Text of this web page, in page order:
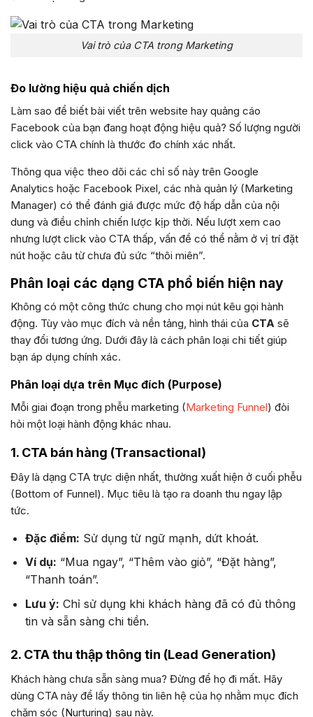
Vai trò của CTA trong Marketing
Đo lường hiệu quả chiến dịch
Làm sao để biết bài viết trên website hay quảng cáo
Facebook của bạn đang hoạt động hiệu quả? Số lượng người
click vào CTA chính là thước đo chính xác nhất.
Thông qua việc theo dõi các chỉ số này trên Google
Analytics hoặc Facebook Pixel, các nhà quản lý (Marketing
Manager) có thể đánh giá được mức độ hấp dẫn của nội
dung và điều chỉnh chiến lược kịp thời. Nếu lượt xem cao
nhưng lượt click vào CTA thấp, vấn đề có thể nằm ở vị trí đặt
nút hoặc câu từ chưa đủ sức “thôi miên”.
Phân loại các dạng CTA phổ biến hiện nay
Không có một công thức chung cho mọi nút kêu gọi hành
động. Tùy vào mục đích và nền tảng, hình thái của CTA sẽ
thay đổi tương ứng. Dưới đây là cách phân loại chi tiết giúp
bạn áp dụng chính xác.
Phân loại dựa trên Mục đích (Purpose)
Mỗi giai đoạn trong phễu marketing (Marketing Funnel) đòi
hỏi một loại hành động khác nhau.
1. CTA bán hàng (Transactional)
Đây là dạng CTA trực diện nhất, thường xuất hiện ở cuối phễu
(Bottom of Funnel). Mục tiêu là tạo ra doanh thu ngay lập
tức.
Đặc điểm: Sử dụng từ ngữ mạnh, dứt khoát.
Ví dụ: “Mua ngay”, “Thêm vào giỏ”, “Đặt hàng”,
“Thanh toán”.
Lưu ý: Chỉ sử dụng khi khách hàng đã có đủ thông
tin và sẵn sàng chi tiền.
2. CTA thu thập thông tin (Lead Generation)
Khách hàng chưa sẵn sàng mua? Đừng để họ đi mất. Hãy
dùng CTA này để lấy thông tin liên hệ của họ nhằm mục đích
chăm sóc (Nurturing) sau này.